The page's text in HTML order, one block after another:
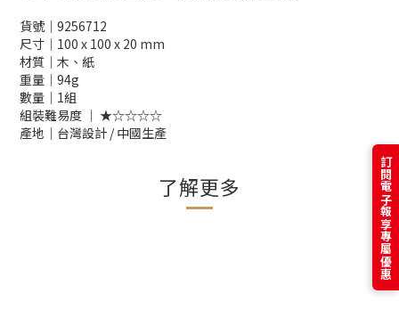
貨號│9256712
尺寸│100 x 100 x 20 mm
材質│木、紙
重量│94g
數量│1組
組裝難易度 │ ★☆☆☆☆
產地│台灣設計 / 中國生產
了解更多 訂閱電子報享專屬優惠